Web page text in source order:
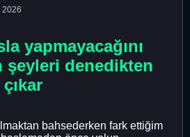
2026
yapmayacağını
şeyleri denedikten
bahsederken fark ettiğim